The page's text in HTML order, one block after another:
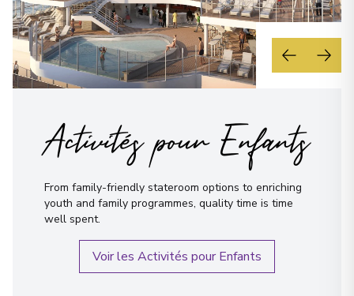
Activités pour Enfants
From family-friendly stateroom options to enriching
youth and family programmes, quality time is time
well spent.
Voir les Activités pour Enfants